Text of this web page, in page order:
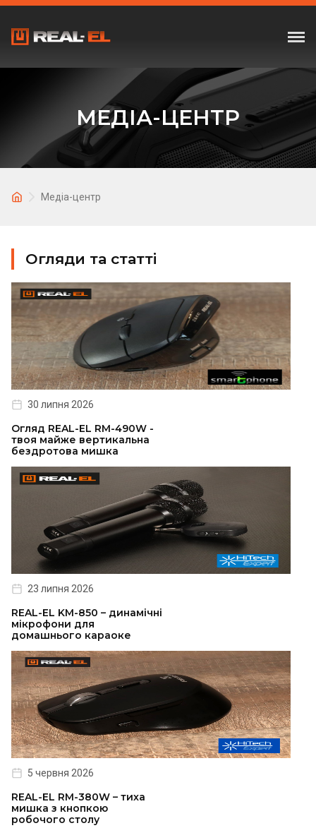
МЕДІА-ЦЕНТР
Медіа-центр
Огляди та статті
30 липня 2026
Огляд REAL-EL RM-490W -
твоя майже вертикальна
бездротова мишка
23 липня 2026
REAL-EL KM-850 – динамічні
мікрофони для
домашнього караоке
5 червня 2026
REAL-EL RM-380W – тиха
мишка з кнопкою
робочого столу